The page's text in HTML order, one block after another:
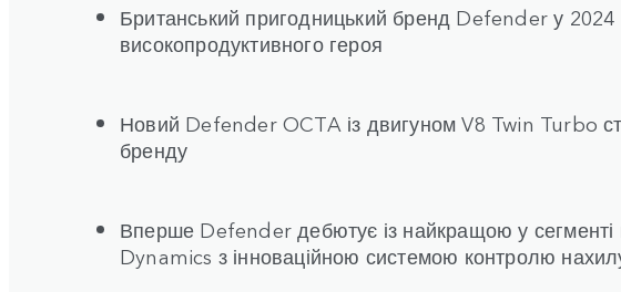
Британський пригодницький бренд Defender у 2024
високопродуктивного героя
Новий Defender OCTA із двигуном V8 Twin Turbo
бренду
Вперше Defender дебютує із найкращою у сегменті
Dynamics з інноваційною системою контролю